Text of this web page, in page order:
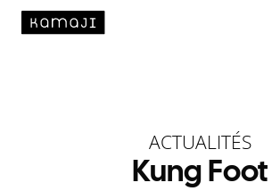
Auteur·rice·s
ACTUALITÉS
Kung Foot